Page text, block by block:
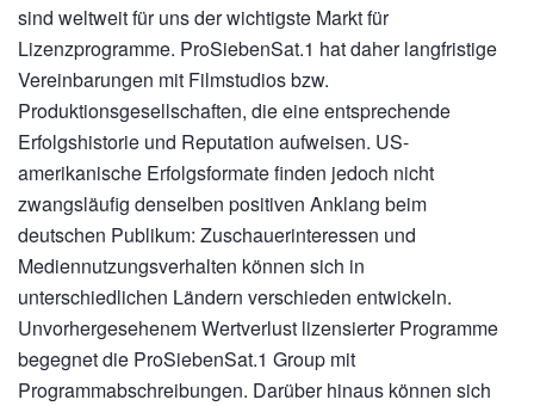
sind weltweit für uns der wichtigste Markt für
Lizenzprogramme. ProSiebenSat.1 hat daher langfristige
Vereinbarungen mit Filmstudios bzw.
Produktionsgesellschaften, die eine entsprechende
Erfolgshistorie und Reputation aufweisen. US-
amerikanische Erfolgsformate finden jedoch nicht
zwangsläufig denselben positiven Anklang beim
deutschen Publikum: Zuschauerinteressen und
Mediennutzungsverhalten können sich in
unterschiedlichen Ländern verschieden entwickeln.
Unvorhergesehenem Wertverlust lizensierter Programme
begegnet die ProSiebenSat.1 Group mit
Programmabschreibungen. Darüber hinaus können sich